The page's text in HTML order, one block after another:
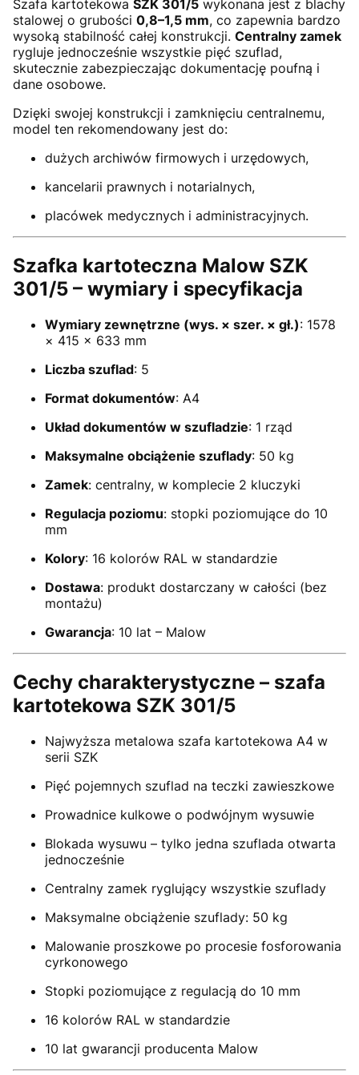
Szafa kartotekowa SZK 301/5 wykonana jest z blachy
stalowej o grubości 0,8–1,5 mm, co zapewnia bardzo
wysoką stabilność całej konstrukcji. Centralny zamek
rygluje jednocześnie wszystkie pięć szuflad,
skutecznie zabezpieczając dokumentację poufną i
dane osobowe.
Dzięki swojej konstrukcji i zamknięciu centralnemu,
model ten rekomendowany jest do:
dużych archiwów firmowych i urzędowych,
kancelarii prawnych i notarialnych,
placówek medycznych i administracyjnych.
Szafka kartoteczna Malow SZK
301/5 – wymiary i specyfikacja
Wymiary zewnętrzne (wys. × szer. × gł.): 1578
× 415 × 633 mm
Liczba szuflad: 5
Format dokumentów: A4
Układ dokumentów w szufladzie: 1 rząd
Maksymalne obciążenie szuflady: 50 kg
Zamek: centralny, w komplecie 2 kluczyki
Regulacja poziomu: stopki poziomujące do 10
mm
Kolory: 16 kolorów RAL w standardzie
Dostawa: produkt dostarczany w całości (bez
montażu)
Gwarancja: 10 lat – Malow
Cechy charakterystyczne – szafa
kartotekowa SZK 301/5
Najwyższa metalowa szafa kartotekowa A4 w
serii SZK
Pięć pojemnych szuflad na teczki zawieszkowe
Prowadnice kulkowe o podwójnym wysuwie
Blokada wysuwu – tylko jedna szuflada otwarta
jednocześnie
Centralny zamek ryglujący wszystkie szuflady
Maksymalne obciążenie szuflady: 50 kg
Malowanie proszkowe po procesie fosforowania
cyrkonowego
Stopki poziomujące z regulacją do 10 mm
16 kolorów RAL w standardzie
10 lat gwarancji producenta Malow